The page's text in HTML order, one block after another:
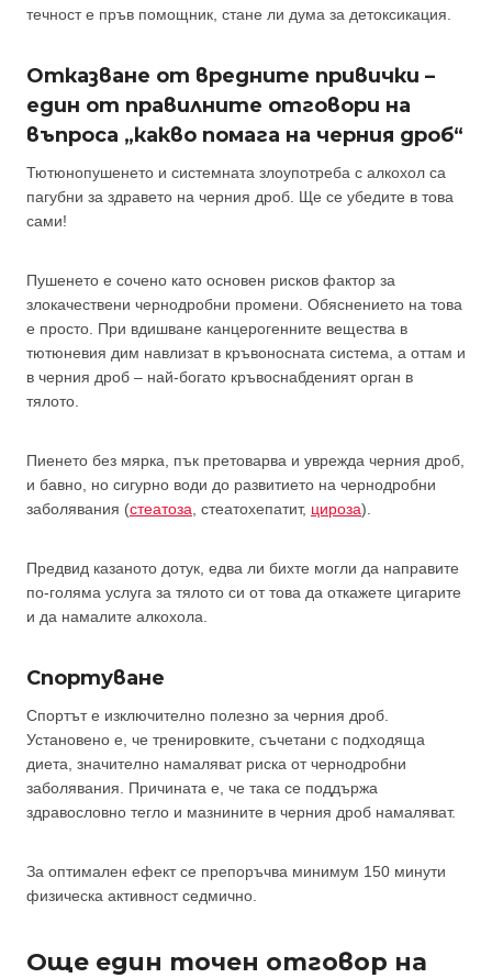
течност е пръв помощник, стане ли дума за детоксикация.
Отказване от вредните привички –
един от правилните отговори на
въпроса „какво помага на черния дроб“
Тютюнопушенето и системната злоупотреба с алкохол са
пагубни за здравето на черния дроб. Ще се убедите в това
сами!
Пушенето е сочено като основен рисков фактор за
злокачествени чернодробни промени. Обяснението на това
е просто. При вдишване канцерогенните вещества в
тютюневия дим навлизат в кръвоносната система, а оттам и
в черния дроб – най-богато кръвоснабденият орган в
тялото.
Пиенето без мярка, пък претоварва и уврежда черния дроб,
и бавно, но сигурно води до развитието на чернодробни
заболявания (стеатоза , стеатохепатит, цироза).
Предвид казаното дотук, едва ли бихте могли да направите
по-голяма услуга за тялото си от това да откажете цигарите
и да намалите алкохола.
Спортуване
Спортът е изключително полезно за черния дроб.
Установено е, че тренировките, съчетани с подходяща
диета, значително намаляват риска от чернодробни
заболявания. Причината е, че така се поддържа
здравословно тегло и мазнините в черния дроб намаляват.
За оптимален ефект се препоръчва минимум 150 минути
физическа активност седмично.
Още един точен отговор на